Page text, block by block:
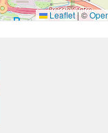
Leaflet|©